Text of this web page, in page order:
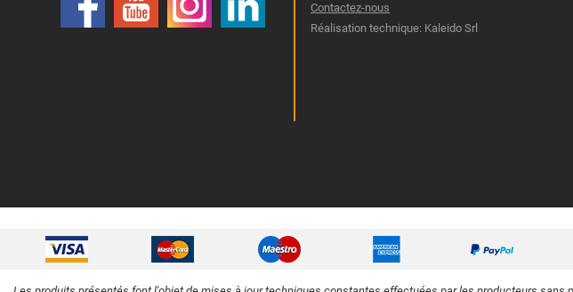
Contactez-nous
Réalisation technique: Kaleido Srl